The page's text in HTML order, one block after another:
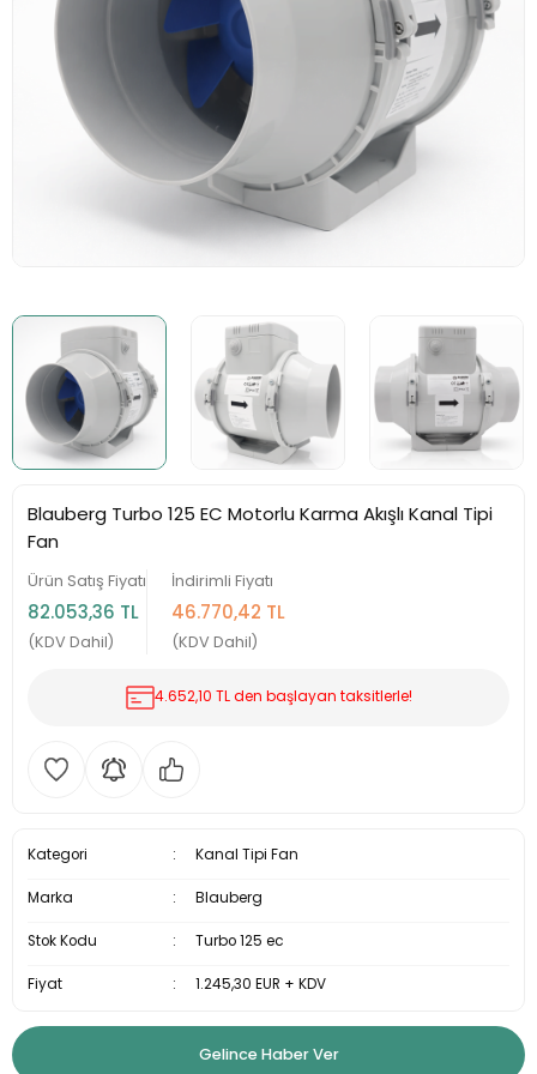
Blauberg Turbo 125 EC Motorlu Karma Akışlı Kanal Tipi
Fan
İndirimli Fiyatı
46.770,42 TL
(KDV Dahil)
Ürün Satış Fiyatı
82.053,36 TL
(KDV Dahil)
4.652,10 TL den başlayan taksitlerle!
Kategori Kanal Tipi Fan
Marka Blauberg
Stok Kodu Turbo 125 ec
Fiyat 1.245,30 EUR + KDV
Gelince Haber Ver
Aksiyel Fan
Hücreli Aspiratör
Elektrostatik Filtreli
Havalandırma
Salyangoz Fan